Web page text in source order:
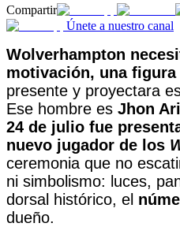
Compartir
Únete a nuestro canal
Wolverhampton
motivación, una
presente y proyectara
Ese hombre es Jhon
24 de julio fue
nuevo jugador de los
ceremonia que no
ni simbolismo: luces,
dorsal histórico, el
dueño.